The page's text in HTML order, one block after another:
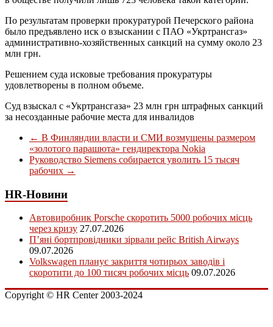
По результатам проверки прокуратурой Печерского района
было предъявлено иск о взыскании с ПАО «Укртрансгаз»
административно-хозяйственных санкций на сумму около 23
млн грн.
Решением суда исковые требования прокуратуры
удовлетворены в полном объеме.
Суд взыскал с «Укртрансгаза» 23 млн грн штрафных санкций
за несозданные рабочие места для инвалидов
← В Финляндии власти и СМИ возмущены размером
«золотого парашюта» гендиректора Nokia
Руководство Siemens собирается уволить 15 тысяч
рабочих →
HR-Новини
Автовиробник Porsche скоротить 5000 робочих місць
через кризу 27.07.2026
П’яні бортпровідники зірвали рейс British Airways
09.07.2026
Volkswagen планує закриття чотирьох заводів і
скоротити до 100 тисяч робочих місць 09.07.2026
Copyright © HR Center 2003-2024